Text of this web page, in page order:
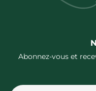
Abonnez-vous et